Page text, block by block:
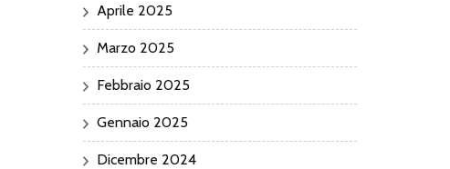
Aprile 2025
Marzo 2025
Febbraio 2025
Gennaio 2025
Dicembre 2024